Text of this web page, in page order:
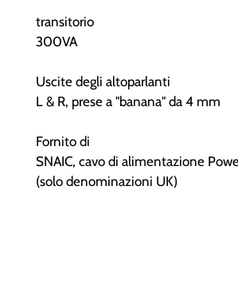
transitorio
300VA
Uscite degli altoparlanti
L & R, prese a "banana" da 4 mm
Fornito di
SNAIC, cavo di alimentazione
(solo denominazioni UK)